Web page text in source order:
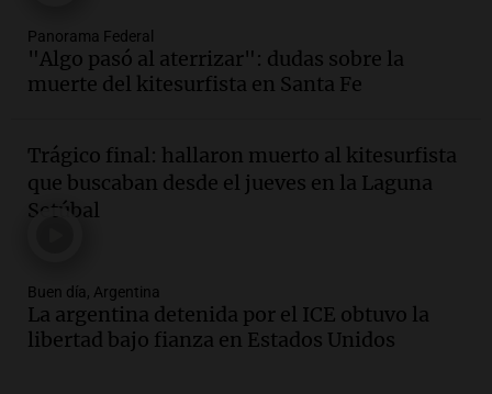
Audio.La inflación en Buenos Aires se
acelera al 2,9% en julio y anticipa datos
oficiales
Audio.San Miguel de Tucumán: 433
luminarias públicas destruidas en 14
meses por vandalismo y robos
Audio.San Miguel de Tucumán:
vandalismo destruye 433 luminarias
públicas en 14 meses y afecta la
Panorama Federal
"Algo pasó al aterrizar": dudas sobre la
muerte del kitesurfista en Santa Fe
Trágico final: hallaron muerto al kitesurfista
que buscaban desde el jueves en la Laguna
Setúbal
Buen día, Argentina
La argentina detenida por el ICE obtuvo la
libertad bajo fianza en Estados Unidos